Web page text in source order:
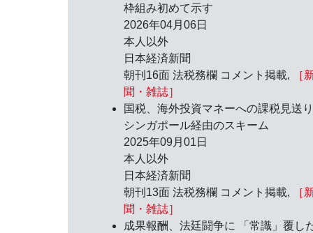
枠組み初めて示す
2026年04月06日
本人以外
日本経済新聞
朝刊16面 法税務欄 コメント掲載,
［
聞・雑誌］
国税、海外投資マネーへの課税見送
シンガポール経由のスキーム
2025年09月01日
本人以外
日本経済新聞
朝刊13面 法税務欄 コメント掲載,
［
聞・雑誌］
成果報酬、法廷闘争に 「常識」覆し